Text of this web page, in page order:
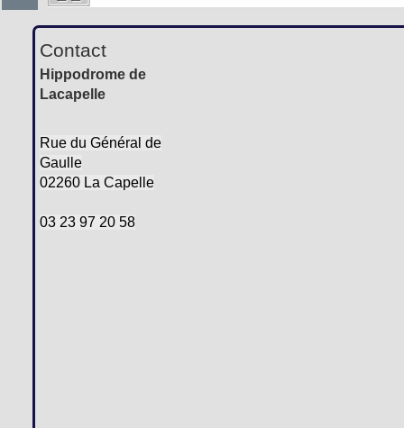
Contact
Hippodrome de
Lacapelle
Rue du Général de
Gaulle
02260 La Capelle
03 23 97 20 58